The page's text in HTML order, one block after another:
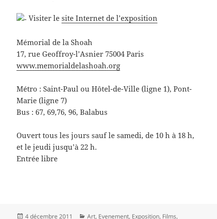
Visiter lesite Internet de l’exposition
Mémorial de la Shoah
17, rue Geoffroy-l’Asnier 75004 Paris
www.memorialdelashoah.org
Métro : Saint-Paul ou Hôtel-de-Ville (ligne 1), Pont-
Marie (ligne 7)
Bus : 67, 69,76, 96, Balabus
Ouvert tous les jours sauf le samedi, de 10 h à 18 h,
et le jeudi jusqu’à 22 h.
Entrée libre
Publié
4 décembre 2011 Catégories
Art, Evenement, Exposition, Films,